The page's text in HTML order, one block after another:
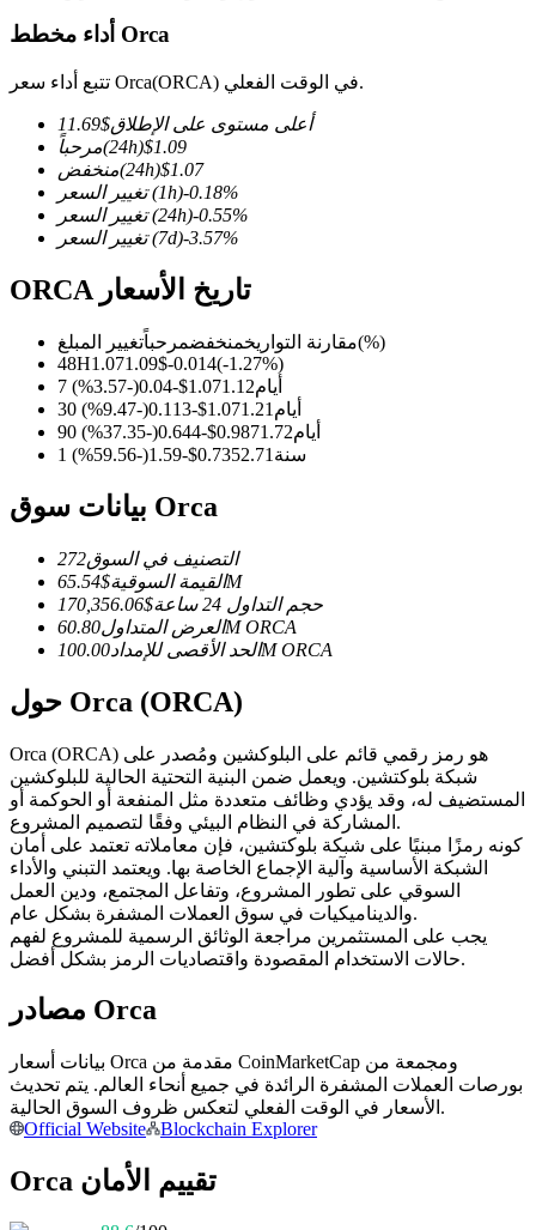
العقود الآجلة لـ COIN-M
العقود الآجلة للعملات المشفرة
TradFi
مشتقات الأسهم والعملات الأجنبية والمعادن الثمينة والسلع
العقود الآجلة USDC
نسخ التداول
انضم إلى أفضل المتداولين
كن متداول نسخ
استمتع بتقاسم الأرباح وعمولات نسخ التداول
أداء مخطط Orca
تتبع أداء سعر Orca(ORCA) في الوقت الفعلي.
أعلى مستوى على الإطلاق$
11.69
مرحباً
(24h)$1.09
منخفض
(24h)$1.07
تغيير السعر
(1h)-0.18%
تغيير السعر
(24h)-0.55%
تغيير السعر
(7d)-3.57%
ORCA تاريخ الأسعار
مقارنة التواريخمنخفضمرحباًتغيير المبلغ
(%)
48H1.071.09$-0.014(-1.27%)
7 أيام
1.071.12
$
-0.04
(
-3.57
%)
30 أيام
1.071.21
$
-0.113
(
-9.47
%)
90 أيام
0.9871.72
$
-0.644
(
-37.35
%)
1 سنة
0.7352.71
$
-1.59
(
-59.56
%)
بيانات سوق Orca
التصنيف في السوق272
القيمة السوقية$
65.54M
حجم التداول 24 ساعة
$
170,356.06
العرض المتداول60.80M ORCA
الحد الأقصى للإمداد100.00M ORCA
حول Orca (ORCA)
Orca (ORCA) هو رمز رقمي قائم على البلوكشين ومُصدر على
شبكة بلوكتشين. ويعمل ضمن البنية التحتية الحالية للبلوكشين
المستضيف له، وقد يؤدي وظائف متعددة مثل المنفعة أو الحوكمة أو
المشاركة في النظام البيئي وفقًا لتصميم المشروع.
كونه رمزًا مبنيًا على شبكة بلوكتشين، فإن معاملاته تعتمد على أمان
الشبكة الأساسية وآلية الإجماع الخاصة بها. ويعتمد التبني والأداء
السوقي على تطور المشروع، وتفاعل المجتمع، ودين العمل
والديناميكيات في سوق العملات المشفرة بشكل عام.
يجب على المستثمرين مراجعة الوثائق الرسمية للمشروع لفهم
حالات الاستخدام المقصودة واقتصاديات الرمز بشكل أفضل.
مصادر Orca
بيانات أسعار Orca مقدمة من CoinMarketCap ومجمعة من
بورصات العملات المشفرة الرائدة في جميع أنحاء العالم. يتم تحديث
الأسعار في الوقت الفعلي لتعكس ظروف السوق الحالية.
Official Website
Blockchain Explorer
Orca تقييم الأمان